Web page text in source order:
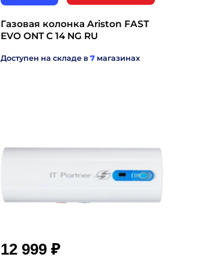
Газовая колонка Ariston FAST
EVO ONT C 14 NG RU
Доступен на складе в 7 магазинах
12 999 ₽